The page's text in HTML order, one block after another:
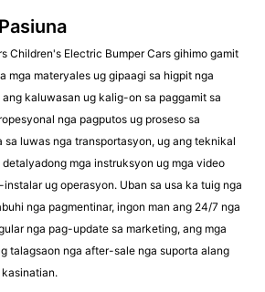
Children's Electric Bumper Cars gihimo gamit
mga materyales ug gipaagi sa higpit nga
kaluwasan ug kalig-on sa paggamit sa
nga pagputos ug proseso sa
sa luwas nga transportasyon, ug ang teknikal
mga instruksyon ug mga video
ug operasyon. Uban sa usa ka tuig nga
nga pagmentinar, ingon man ang 24/7 nga
nga pag-update sa marketing, ang mga
talagsaon nga after-sale nga suporta alang